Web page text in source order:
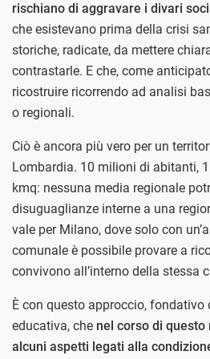
rischiano di aggravare i divari
che esistevano prima della crisi
storiche, radicate, da mettere
contrastarle. E che, come
ricostruire ricorrendo ad analisi
o regionali.
Ciò è ancora più vero per un
Lombardia. 10 milioni di abitanti,
kmq: nessuna media regionale
disuguaglianze interne a una
vale per Milano, dove solo con
comunale è possibile provare a
convivono all’interno della stessa
È con questo approccio, fondativo
educativa, che nel corso di
alcuni aspetti legati alla